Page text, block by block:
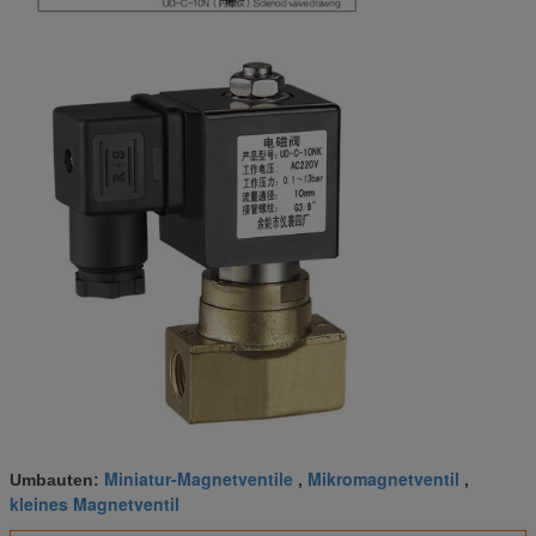
Umbauten: Miniatur-Magnetventile , Mikromagnetventil ,
kleines Magnetventil